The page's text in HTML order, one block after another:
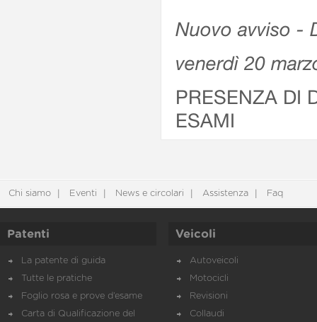
Nuovo avviso -
venerdì 20
PRESENZA DI
ESAMI
Chi siamo Eventi News e circolari Assistenza Faq
Patenti
La patente di guida
Tutte le pratiche
Foglio rosa e prove d’esame
Carta di Qualificazione del
Veicoli
Autoveicoli
Motocicli
Revisioni
Collaudi